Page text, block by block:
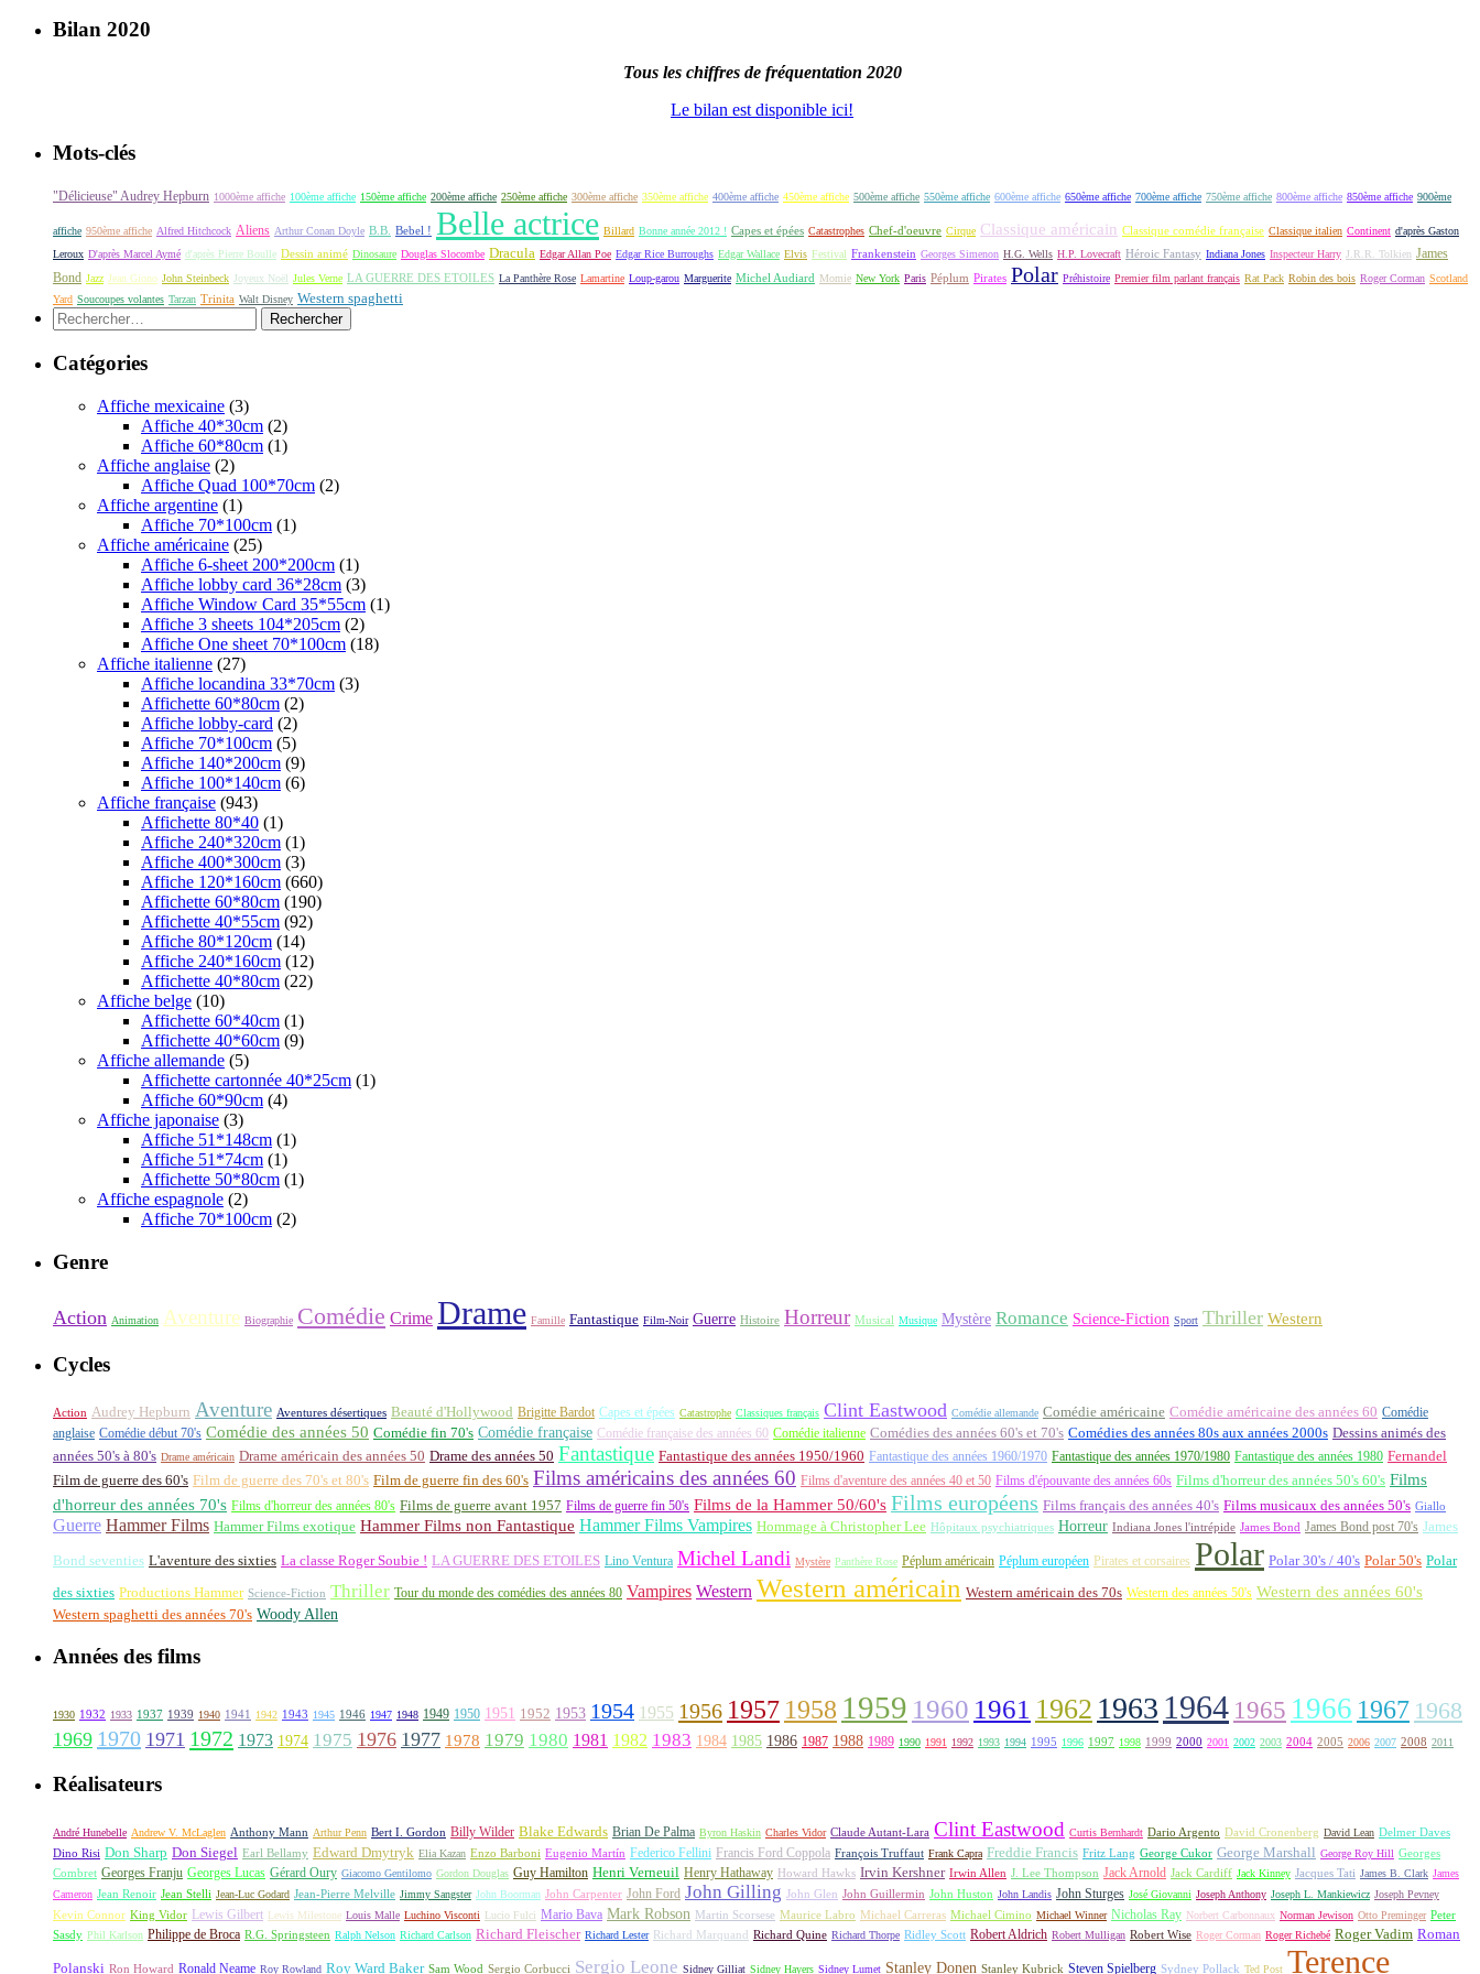
Bilan 2020
Tous les chiffres de fréquentation 2020
Le bilan est disponible ici!
Mots-clés
"Délicieuse" Audrey Hepburn 1000ème affiche 100ème affiche 150ème affiche 200ème affiche 250ème affiche 300ème affiche 350ème affiche 400ème affiche 450ème affiche 500ème affiche 550ème affiche 600ème affiche 650ème affiche 700ème affiche 750ème affiche 800ème affiche 850ème affiche 900ème
affiche 950ème affiche Alfred Hitchcock Aliens Arthur Conan Doyle B.B. Bebel ! Belle actrice Billard Bonne année 2012 ! Capes et épées Catastrophes Chef-d'oeuvre Cirque Classique américain Classique comédie française Classique italien Continent d'après Gaston
Leroux D'après Marcel Aymé d'après Pierre Boulle Dessin animé Dinosaure Douglas Slocombe Dracula Edgar Allan Poe Edgar Rice Burroughs Edgar Wallace Elvis Festival Frankenstein Georges Simenon H.G. Wells H.P. Lovecraft Héroic Fantasy Indiana Jones Inspecteur Harry J.R.R. Tolkien James
Bond Jazz Jean Giono John Steinbeck Joyeux Noël Jules Verne LA GUERRE DES ETOILES La Panthère Rose Lamartine Loup-garou Marguerite Michel Audiard Momie New York Paris Péplum Pirates Polar Préhistoire Premier film parlant français Rat Pack Robin des bois Roger Corman Scotland
Yard Soucoupes volantes Tarzan Trinita Walt Disney Western spaghetti
Rechercher :
Catégories
Affiche mexicaine (3)
Affiche 40*30cm (2)
Affiche 60*80cm (1)
Affiche anglaise (2)
Affiche Quad 100*70cm (2)
Affiche argentine (1)
Affiche 70*100cm (1)
Affiche américaine (25)
Affiche 6-sheet 200*200cm (1)
Affiche lobby card 36*28cm (3)
Affiche Window Card 35*55cm (1)
Affiche 3 sheets 104*205cm (2)
Affiche One sheet 70*100cm (18)
Affiche italienne (27)
Affiche locandina 33*70cm (3)
Affichette 60*80cm (2)
Affiche lobby-card (2)
Affiche 70*100cm (5)
Affiche 140*200cm (9)
Affiche 100*140cm (6)
Affiche française (943)
Affichette 80*40 (1)
Affiche 240*320cm (1)
Affiche 400*300cm (3)
Affiche 120*160cm (660)
Affichette 60*80cm (190)
Affichette 40*55cm (92)
Affiche 80*120cm (14)
Affiche 240*160cm (12)
Affichette 40*80cm (22)
Affiche belge (10)
Affichette 60*40cm (1)
Affichette 40*60cm (9)
Affiche allemande (5)
Affichette cartonnée 40*25cm (1)
Affiche 60*90cm (4)
Affiche japonaise (3)
Affiche 51*148cm (1)
Affiche 51*74cm (1)
Affichette 50*80cm (1)
Affiche espagnole (2)
Affiche 70*100cm (2)
Genre
Action Animation Aventure Biographie Comédie Crime Drame Famille Fantastique Film-Noir Guerre Histoire Horreur Musical Musique Mystère Romance Science-Fiction Sport Thriller Western
Cycles
Action Audrey Hepburn Aventure Aventures désertiques Beauté d'Hollywood Brigitte Bardot Capes et épées Catastrophe Classiques français Clint Eastwood Comédie allemande Comédie américaine Comédie américaine des années 60 Comédie
anglaise Comédie début 70's Comédie des années 50 Comédie fin 70's Comédie française Comédie française des années 60 Comédie italienne Comédies des années 60's et 70's Comédies des années 80s aux années 2000s Dessins animés des
années 50's à 80's Drame américain Drame américain des années 50 Drame des années 50 Fantastique Fantastique des années 1950/1960 Fantastique des années 1960/1970 Fantastique des années 1970/1980 Fantastique des années 1980 Fernandel
Film de guerre des 60's Film de guerre des 70's et 80's Film de guerre fin des 60's Films américains des années 60 Films d'aventure des années 40 et 50 Films d'épouvante des années 60s Films d'horreur des années 50's 60's Films
d'horreur des années 70's Films d'horreur des années 80's Films de guerre avant 1957 Films de guerre fin 50's Films de la Hammer 50/60's Films européens Films français des années 40's Films musicaux des années 50's Giallo
Guerre Hammer Films Hammer Films exotique Hammer Films non Fantastique Hammer Films Vampires Hommage à Christopher Lee Hôpitaux psychiatriques Horreur Indiana Jones l'intrépide James Bond James Bond post 70's James
Bond seventies L'aventure des sixties La classe Roger Soubie ! LA GUERRE DES ETOILES Lino Ventura Michel Landi Mystère Panthère Rose Péplum américain Péplum européen Pirates et corsaires Polar Polar 30's / 40's Polar 50's Polar
des sixties Productions Hammer Science-Fiction Thriller Tour du monde des comédies des années 80 Vampires Western Western américain Western américain des 70s Western des années 50's Western des années 60's
Western spaghetti des années 70's Woody Allen
Années des films
1930 1932 1933 1937 1939 1940 1941 1942 1943 1945 1946 1947 1948 1949 1950 1951 1952 1953 1954 1955 1956 1957 1958 1959 1960 1961 1962 1963 1964 1965 1966 1967 1968
1969 1970 1971 1972 1973 1974 1975 1976 1977 1978 1979 1980 1981 1982 1983 1984 1985 1986 1987 1988 1989 1990 1991 1992 1993 1994 1995 1996 1997 1998 1999 2000 2001 2002 2003 2004 2005 2006 2007 2008 2011
Réalisateurs
André Hunebelle Andrew V. McLaglen Anthony Mann Arthur Penn Bert I. Gordon Billy Wilder Blake Edwards Brian De Palma Byron Haskin Charles Vidor Claude Autant-Lara Clint Eastwood Curtis Bernhardt Dario Argento David Cronenberg David Lean Delmer Daves
Dino Risi Don Sharp Don Siegel Earl Bellamy Edward Dmytryk Elia Kazan Enzo Barboni Eugenio Martín Federico Fellini Francis Ford Coppola François Truffaut Frank Capra Freddie Francis Fritz Lang George Cukor George Marshall George Roy Hill Georges
Combret Georges Franju Georges Lucas Gérard Oury Giacomo Gentilomo Gordon Douglas Guy Hamilton Henri Verneuil Henry Hathaway Howard Hawks Irvin Kershner Irwin Allen J. Lee Thompson Jack Arnold Jack Cardiff Jack Kinney Jacques Tati James B. Clark James
Cameron Jean Renoir Jean Stelli Jean-Luc Godard Jean-Pierre Melville Jimmy Sangster John Boorman John Carpenter John Ford John Gilling John Glen John Guillermin John Huston John Landis John Sturges José Giovanni Joseph Anthony Joseph L. Mankiewicz Joseph Pevney
Kevin Connor King Vidor Lewis Gilbert Lewis Milestone Louis Malle Luchino Visconti Lucio Fulci Mario Bava Mark Robson Martin Scorsese Maurice Labro Michael Carreras Michael Cimino Michael Winner Nicholas Ray Norbert Carbonnaux Norman Jewison Otto Preminger Peter
Sasdy Phil Karlson Philippe de Broca R.G. Springsteen Ralph Nelson Richard Carlson Richard Fleischer Richard Lester Richard Marquand Richard Quine Richard Thorpe Ridley Scott Robert Aldrich Robert Mulligan Robert Wise Roger Corman Roger Richebé Roger Vadim Roman
Polanski Ron Howard Ronald Neame Roy Rowland Roy Ward Baker Sam Wood Sergio Corbucci Sergio Leone Sidney Gilliat Sidney Hayers Sidney Lumet Stanley Donen Stanley Kubrick Steven Spielberg Sydney Pollack Ted Post Terence